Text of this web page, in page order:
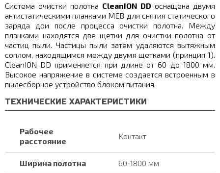
Система очистки полотна CleanION DD оснащена двумя
антистатическими планками MEB для снятия статического
заряда дои после процесса очистки полотна. Между
планками находятся две щетки для очистки полотна от
частиц пыли. Частицы пыли затем удаляются вытяжным
соплом, находящимся между двумя щетками (принцип 1).
CleanION DD применяется при длине от 60 до 1800 мм.
Высокое напряжение в системе создается встроенным в
пылесборное устройство блоком питания.
ТЕХНИЧЕСКИЕ ХАРАКТЕРИСТИКИ
Рабочее
расстояние
Контакт
Ширина полотна 60-1800 мм